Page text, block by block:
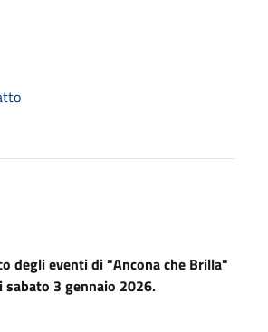
degli eventi di "Ancona che Brilla"
sabato 3 gennaio 2026.